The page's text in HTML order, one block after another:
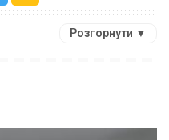
Розгорнути ▼